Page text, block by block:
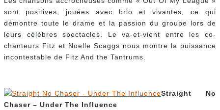
sont positives, jouées avec brio et vivantes, ce qui
démontre toute le drame et la passion du groupe lors de
leurs célèbres spectacles. Le va-et-vient entre les co-
chanteurs Fitz et Noelle Scaggs nous montre la puissance
incontestable de Fitz And the Tantrums.
Straight No
Chaser – Under The Influence